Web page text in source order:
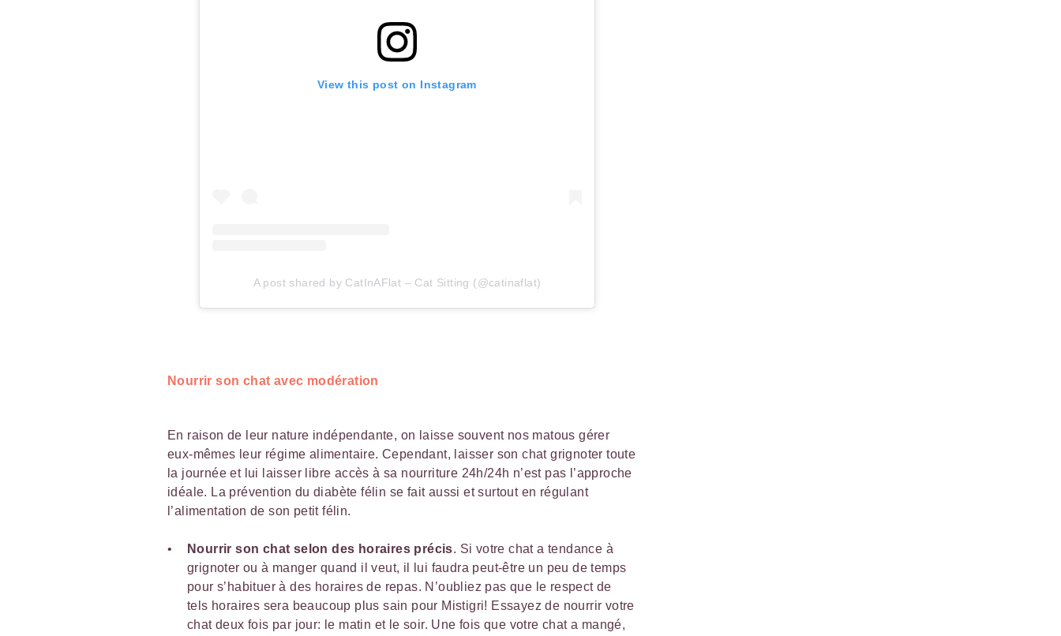
View this post on Instagram
A post shared by CatInAFlat – Cat Sitting (@catinaflat)
Nourrir son chat avec modération
En raison de leur nature indépendante, on laisse souvent nos matous gérer
eux-mêmes leur régime alimentaire. Cependant, laisser son chat grignoter toute
la journée et lui laisser libre accès à sa nourriture 24h/24h n’est pas l’approche
idéale. La prévention du diabète félin se fait aussi et surtout en régulant
l’alimentation de son petit félin.
Nourrir son chat selon des horaires précis. Si votre chat a tendance à
grignoter ou à manger quand il veut, il lui faudra peut-être un peu de temps
pour s’habituer à des horaires de repas. N’oubliez pas que le respect de
tels horaires sera beaucoup plus sain pour Mistigri! Essayez de nourrir votre
chat deux fois par jour: le matin et le soir. Une fois que votre chat a mangé,